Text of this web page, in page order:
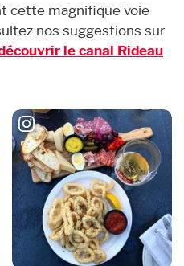
cette magnifique voie
nos suggestions sur
le canal Rideau